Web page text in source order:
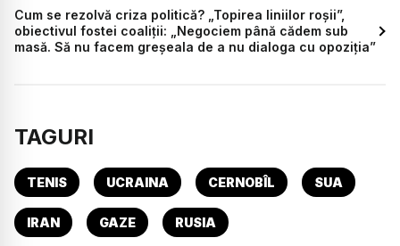
Cum se rezolvă criza politică? „Topirea liniilor roșii”,
obiectivul fostei coaliții: „Negociem până cădem sub
masă. Să nu facem greșeala de a nu dialoga cu opoziția”
TAGURI
TENIS UCRAINA CERNOBÎL SUA
IRAN GAZE RUSIA